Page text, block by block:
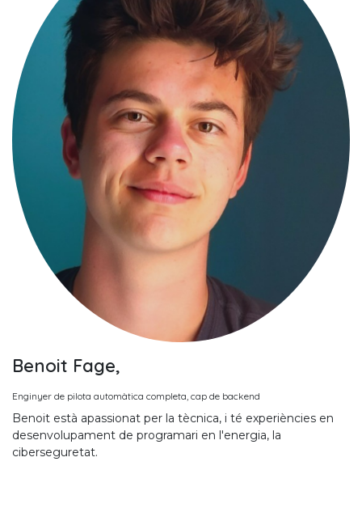
Benoit Fage,
Enginyer de pilota automàtica completa, cap de backend
Benoit està apassionat per la tècnica, i té experiències en
desenvolupament de programari en l'energia, la
ciberseguretat.